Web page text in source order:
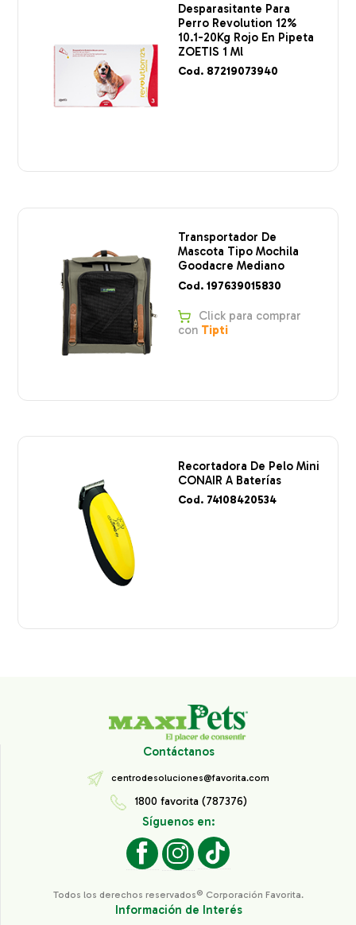
Desparasitante Para
Perro Revolution 12%
10.1-20Kg Rojo En Pipeta
ZOETIS 1 Ml
Cod. 87219073940
Transportador De
Mascota Tipo Mochila
Goodacre Mediano
Cod. 197639015830
Click para comprar
con Tipti
Recortadora De Pelo Mini
CONAIR A Baterías
Cod. 74108420534
Contáctanos
centrodesoluciones@favorita.com
1800 favorita (787376)
Síguenos en:
Todos los derechos reservados® Corporación Favorita.
Información de Interés